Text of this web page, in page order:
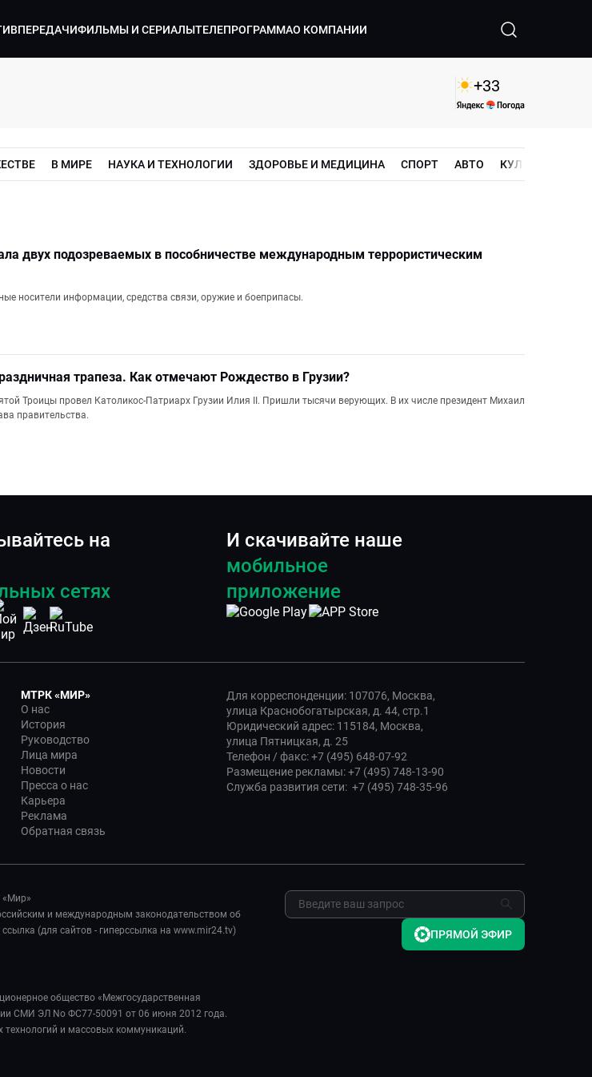
ПЕРЕДАЧИФИЛЬМЫ И СЕРИАЛЫТЕЛЕПРОГРАММАО КОМПАНИИ
+33
В МИРЕ НАУКА И ТЕХНОЛОГИИ ЗДОРОВЬЕ И МЕДИЦИНА СПОРТ АВТО КУЛЬТУРА
двух подозреваемых в пособничестве международным террористическим
носители информации, средства связи, оружие и боеприпасы.
трапеза. Как отмечают Рождество в Грузии?
Троицы провел Католикос-Патриарх Грузии Илия II. Пришли тысячи верующих. В их числе президент Михаил
правительства.
на
сетях
И скачивайте наше
мобильное
приложение
МТРК «МИР»
О нас
История
Руководство
Лица мира
Новости
Пресса о нас
Карьера
Реклама
Обратная связь
Для корреспонденции: 107076, Москва,
улица Краснобогатырская, д. 44, стр.1
Юридический адрес: 115184, Москва,
улица Пятницкая, д. 25
Телефон / факс: +7 (495) 648-07-92
Размещение рекламы: +7 (495) 748-13-90
Служба развития сети: +7 (495) 748-35-96
«Мир»
и международным законодательством об
(для сайтов - гиперссылка на www.mir24.tv)
общество «Межгосударственная
СМИ ЭЛ No ФС77-50091 от 06 июня 2012 года.
и массовых коммуникаций.
ПРЯМОЙ ЭФИР